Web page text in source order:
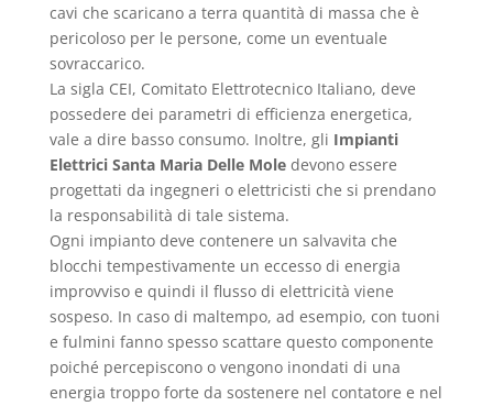
cavi che scaricano a terra quantità di massa che è
pericoloso per le persone, come un eventuale
sovraccarico.
La sigla CEI, Comitato Elettrotecnico Italiano, deve
possedere dei parametri di efficienza energetica,
vale a dire basso consumo. Inoltre, gli Impianti
Elettrici Santa Maria Delle Moledevono essere
progettati da ingegneri o elettricisti che si prendano
la responsabilità di tale sistema.
Ogni impianto deve contenere un salvavita che
blocchi tempestivamente un eccesso di energia
improvviso e quindi il flusso di elettricità viene
sospeso. In caso di maltempo, ad esempio, con tuoni
e fulmini fanno spesso scattare questo componente
poiché percepiscono o vengono inondati di una
energia troppo forte da sostenere nel contatore e nel